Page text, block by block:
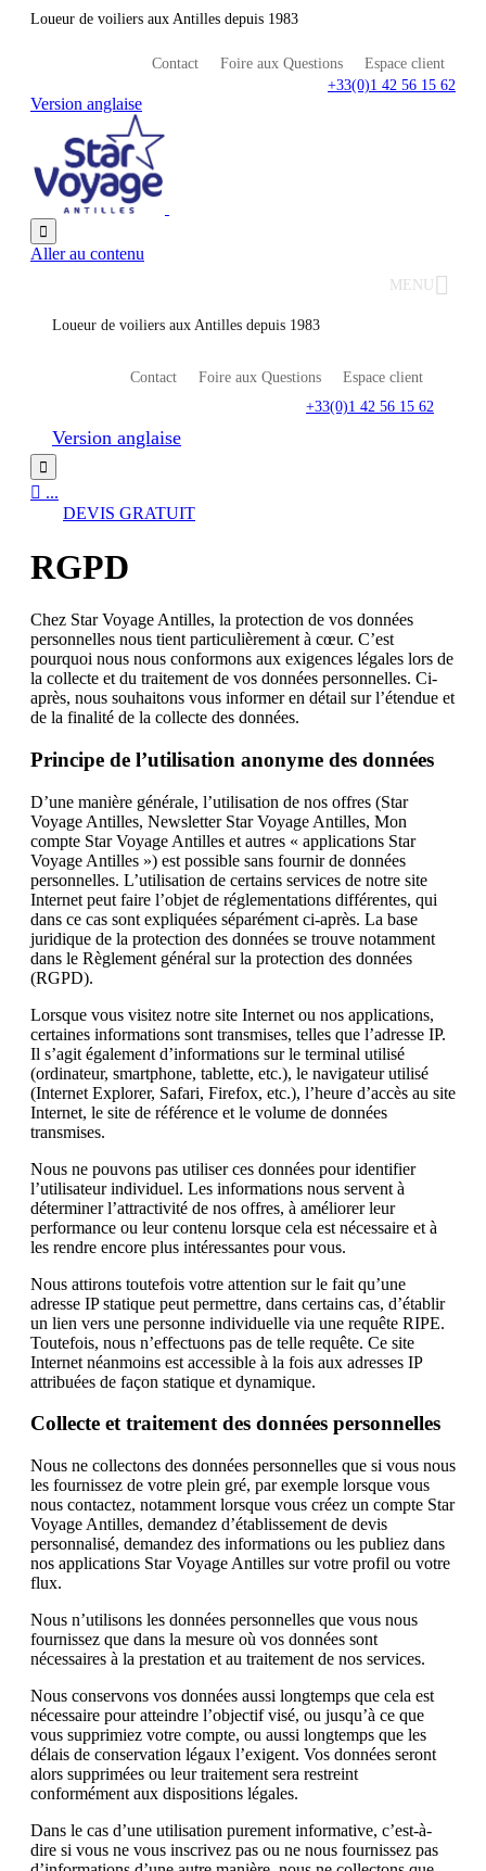
Loueur de voiliers aux Antilles depuis 1983
Contact Foire aux Questions
Espace client
+33(0)1 42 56 15 62
Version anglaise

Aller au contenu
MENU
Loueur de voiliers aux Antilles depuis 1983
Contact Foire aux Questions
Espace client
+33(0)1 42 56 15 62
Version anglaise

 ...
DEVIS GRATUIT
RGPD
Chez Star Voyage Antilles, la protection de vos données
personnelles nous tient particulièrement à cœur. C’est
pourquoi nous nous conformons aux exigences légales lors de
la collecte et du traitement de vos données personnelles. Ci-
après, nous souhaitons vous informer en détail sur l’étendue et
de la finalité de la collecte des données.
Principe de l’utilisation anonyme des données
D’une manière générale, l’utilisation de nos offres (Star
Voyage Antilles, Newsletter Star Voyage Antilles, Mon
compte Star Voyage Antilles et autres « applications Star
Voyage Antilles ») est possible sans fournir de données
personnelles. L’utilisation de certains services de notre site
Internet peut faire l’objet de réglementations différentes, qui
dans ce cas sont expliquées séparément ci-après. La base
juridique de la protection des données se trouve notamment
dans le Règlement général sur la protection des données
(RGPD).
Lorsque vous visitez notre site Internet ou nos applications,
certaines informations sont transmises, telles que l’adresse IP.
Il s’agit également d’informations sur le terminal utilisé
(ordinateur, smartphone, tablette, etc.), le navigateur utilisé
(Internet Explorer, Safari, Firefox, etc.), l’heure d’accès au site
Internet, le site de référence et le volume de données
transmises.
Nous ne pouvons pas utiliser ces données pour identifier
l’utilisateur individuel. Les informations nous servent à
déterminer l’attractivité de nos offres, à améliorer leur
performance ou leur contenu lorsque cela est nécessaire et à
les rendre encore plus intéressantes pour vous.
Nous attirons toutefois votre attention sur le fait qu’une
adresse IP statique peut permettre, dans certains cas, d’établir
un lien vers une personne individuelle via une requête RIPE.
Toutefois, nous n’effectuons pas de telle requête. Ce site
Internet néanmoins est accessible à la fois aux adresses IP
attribuées de façon statique et dynamique.
Collecte et traitement des données personnelles
Nous ne collectons des données personnelles que si vous nous
les fournissez de votre plein gré, par exemple lorsque vous
nous contactez, notamment lorsque vous créez un compte Star
Voyage Antilles, demandez d’établissement de devis
personnalisé, demandez des informations ou les publiez dans
nos applications Star Voyage Antilles sur votre profil ou votre
flux.
Nous n’utilisons les données personnelles que vous nous
fournissez que dans la mesure où vos données sont
nécessaires à la prestation et au traitement de nos services.
Nous conservons vos données aussi longtemps que cela est
nécessaire pour atteindre l’objectif visé, ou jusqu’à ce que
vous supprimiez votre compte, ou aussi longtemps que les
délais de conservation légaux l’exigent. Vos données seront
alors supprimées ou leur traitement sera restreint
conformément aux dispositions légales.
Dans le cas d’une utilisation purement informative, c’est-à-
dire si vous ne vous inscrivez pas ou ne nous fournissez pas